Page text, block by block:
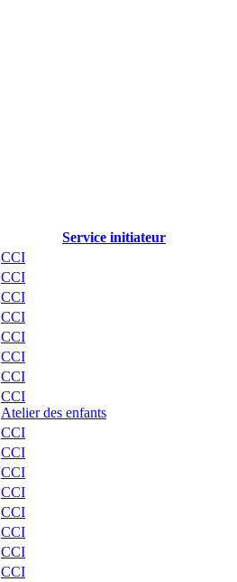
Service initiateur
CCI
CCI
CCI
CCI
CCI
CCI
CCI
CCI
Atelier des enfants
CCI
CCI
CCI
CCI
CCI
CCI
CCI
CCI